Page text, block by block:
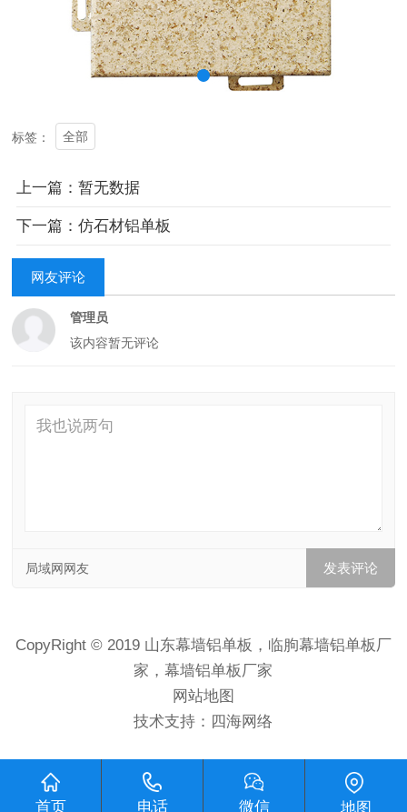
标签： 全部
上一篇：暂无数据
下一篇：仿石材铝单板
网友评论
管理员
该内容暂无评论
局域网网友
CopyRight © 2019 山东幕墙铝单板，临朐幕墙铝单板厂
家，幕墙铝单板厂家
网站地图
技术支持： 四海网络
首页 电话 微信 地图